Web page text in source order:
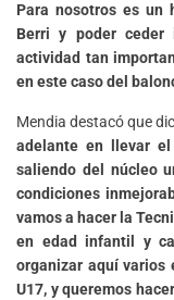
Para nosotros es un
Berri y poder ceder
actividad tan
en este caso del
Mendia destacó que
adelante en llevar
saliendo del núcleo
condiciones
vamos a hacer la
en edad infantil y
organizar aquí varios
U17, y queremos